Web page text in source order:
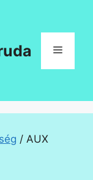
Menü
/ AUX